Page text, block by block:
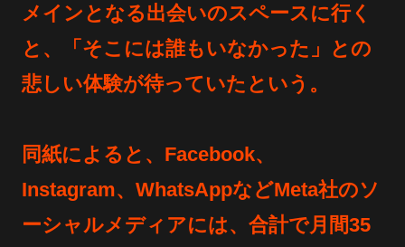
メインとなる出会いのスペースに行く
と、「そこには誰もいなかった」との
悲しい体験が待っていたという。
同紙によると、Facebook、
Instagram、WhatsAppなどMeta社のソ
ーシャルメディアには、合計で月間35